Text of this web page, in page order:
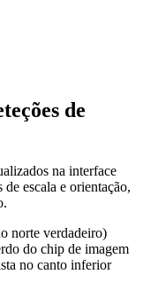
de
na interface
de escala e orientação,
.
norte verdadeiro)
do chip de imagem
no canto inferior